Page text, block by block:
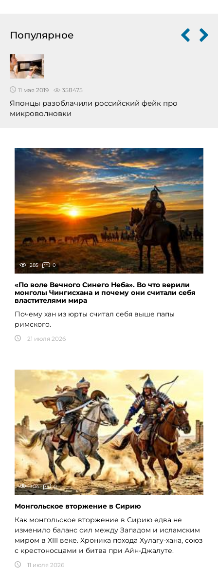
Популярное
11 мая 2019 358475
Японцы разоблачили российский фейк про
микроволновки
285 0
«По воле Вечного Синего Неба». Во что верили
монголы Чингисхана и почему они считали себя
властителями мира
Почему хан из юрты считал себя выше папы
римского.
21 июля 2026
304 0
Монгольское вторжение в Сирию
Как монгольское вторжение в Сирию едва не
изменило баланс сил между Западом и исламским
миром в XIII веке. Хроника похода Хулагу-хана, союз
с крестоносцами и битва при Айн-Джалуте.
11 июля 2026